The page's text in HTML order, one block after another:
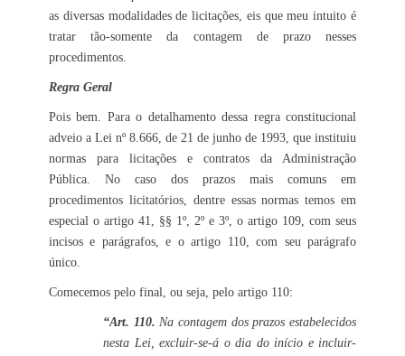
as diversas modalidades de licitações, eis que meu intuito é
tratar tão-somente da contagem de prazo nesses
procedimentos.
Regra Geral
Pois bem. Para o detalhamento dessa regra constitucional
adveio a Lei nº 8.666, de 21 de junho de 1993, que instituiu
normas para licitações e contratos da Administração
Pública. No caso dos prazos mais comuns em
procedimentos licitatórios, dentre essas normas temos em
especial o artigo 41, §§ 1º, 2º e 3º, o artigo 109, com seus
incisos e parágrafos, e o artigo 110, com seu parágrafo
único.
Comecemos pelo final, ou seja, pelo artigo 110:
“Art. 110. Na contagem dos prazos estabelecidos
nesta Lei, excluir-se-á o dia do início e incluir-